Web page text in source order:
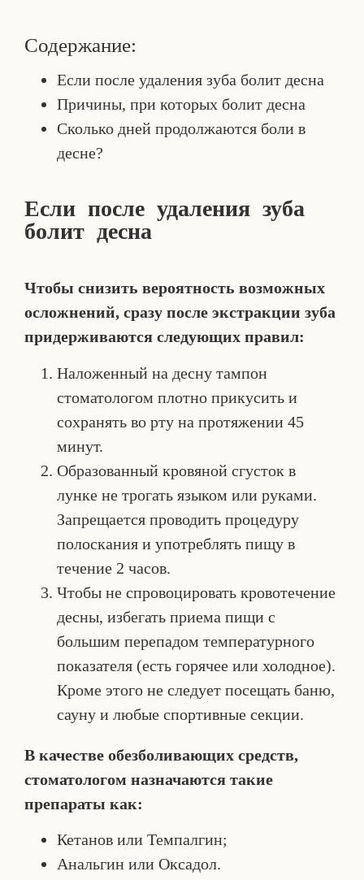
Содержание:
Если после удаления зуба болит десна
Причины, при которых болит десна
Сколько дней продолжаются боли в
десне?
Если после удаления зуба
болит десна
Чтобы снизить вероятность возможных
осложнений, сразу после экстракции зуба
придерживаются следующих правил:
Наложенный на десну тампон
стоматологом плотно прикусить и
сохранять во рту на протяжении 45
минут.
Образованный кровяной сгусток в
лунке не трогать языком или руками.
Запрещается проводить процедуру
полоскания и употреблять пищу в
течение 2 часов.
Чтобы не спровоцировать кровотечение
десны, избегать приема пищи с
большим перепадом температурного
показателя (есть горячее или холодное).
Кроме этого не следует посещать баню,
сауну и любые спортивные секции.
В качестве обезболивающих средств,
стоматологом назначаются такие
препараты как:
Кетанов или Темпалгин;
Анальгин или Оксадол.